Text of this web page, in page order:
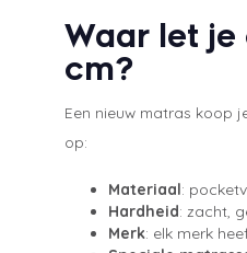
Waar let
cm?
Een nieuw matras koop
op:
Materiaal:
Hardheid: zacht,
Merk: elk merk